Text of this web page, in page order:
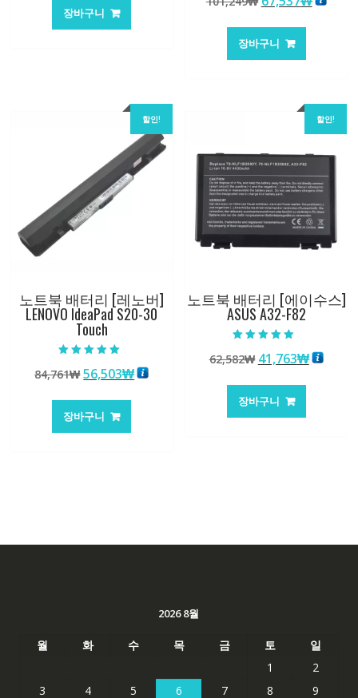
가
격:
장바구니
로 평가됨
가
격:
장바구니
할인!
노트북 배터리 [레노버]
LENOVO IdeaPad S20-30
Touch
5.00
로 평가됨
84,761₩원
가
격:
56,503₩현
장바구니
할인!
노트북 배터리 [에이수스]
ASUS A32-F82
5.00
로 평가됨
62,582₩ 원
가
격:
41,763₩현
장바구니
2026 8월
월 화 수 목 금 토
일
1
2
3
4 5 6 7 8
9